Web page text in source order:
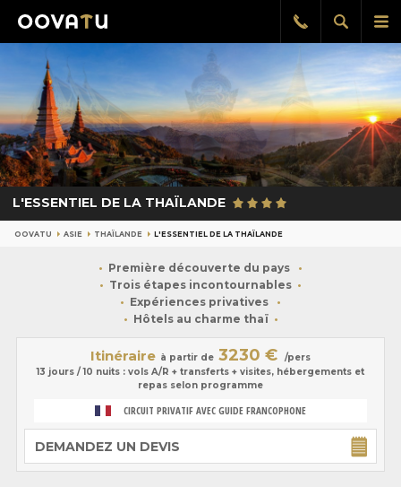
le
Afficher
la
Rappel
gratuit
L'ESSENTIEL DE LA THAÏLANDE
OOVATU ASIE THAÏLANDE L'ESSENTIEL DE LA THAÏLANDE
Première découverte du pays
Trois étapes incontournables
Expériences privatives
Hôtels au charme thaï
Itinéraire à partir de 3230 €
/pers
13 jours / 10 nuits : vols A/R + transferts + visites, hébergements et
repas selon programme
CIRCUIT PRIVATIF AVEC GUIDE FRANCOPHONE
DEMANDEZ UN DEVIS